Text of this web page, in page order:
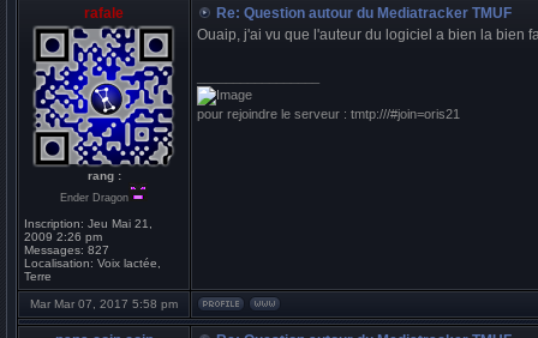
rafale
rang :
Ender Dragon
Inscription: Jeu Mai 21,
2009 2:26 pm
Messages: 827
Localisation: Voix lactée,
Terre
Re: Question autour du Mediatracker TMUF
Ouaip, j'ai vu que l'auteur du logiciel a bien la bien
pour rejoindre le serveur : tmtp:///#join=oris21
Mar Mar 07, 2017 5:58 pm